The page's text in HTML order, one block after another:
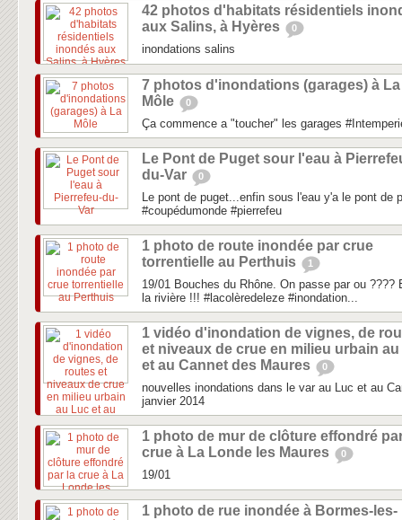
42 photos d'habitats résidentiels
aux Salins, à Hyères
0
inondations salins
7 photos d'inondations (garages) à La
Môle
0
Ça commence a "toucher" les garages
Le Pont de Puget sour l'eau à
du-Var
0
Le pont de puget...enfin sous l'eau y'a le pont de
#coupédumonde #pierrefeu
1 photo de route inondée par crue
torrentielle au Perthuis
1
19/01 Bouches du Rhône. On passe par ou ????
la rivière !!! #lacolèredeleze #inondation...
1 vidéo d'inondation de vignes, de
et niveaux de crue en milieu urbain
et au Cannet des Maures
0
nouvelles inondations dans le var au Luc et au
janvier 2014
1 photo de mur de clôture effondré
crue à La Londe les Maures
0
19/01
1 photo de rue inondée à Bormes-les-